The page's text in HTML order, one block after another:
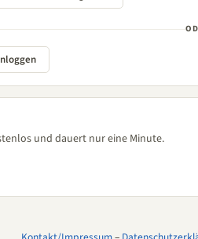
und dauert nur eine Minute.